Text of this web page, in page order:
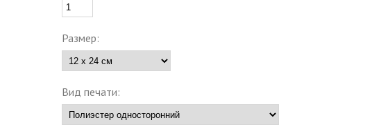
Размер:
Вид печати: